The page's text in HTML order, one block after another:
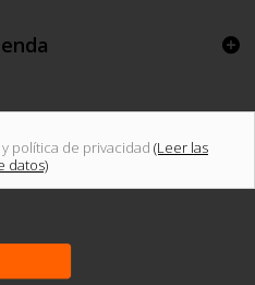
política de privacidad (Leer las
datos)